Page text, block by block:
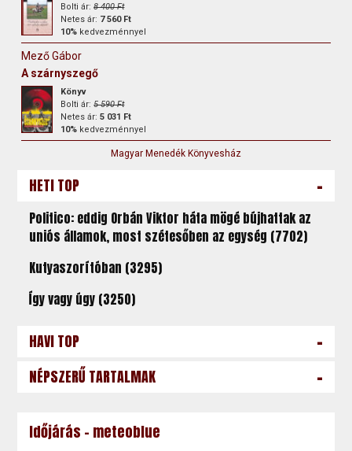
Bolti ár:8 400 Ft
Netes ár: 7 560 Ft
10% kedvezménnyel
Mező Gábor
A szárnyszegő
Könyv
Bolti ár:5 590 Ft
Netes ár:5 031 Ft
10% kedvezménnyel
Magyar Menedék Könyvesház
HETI TOP -
Politico: eddig Orbán Viktor háta mögé bújhattak az
uniós államok, most szétesőben az egység (7702)
Kutyaszorítóban (3295)
Így vagy úgy (3250)
HAVI TOP -
NÉPSZERŰ TARTALMAK -
Időjárás - meteoblue